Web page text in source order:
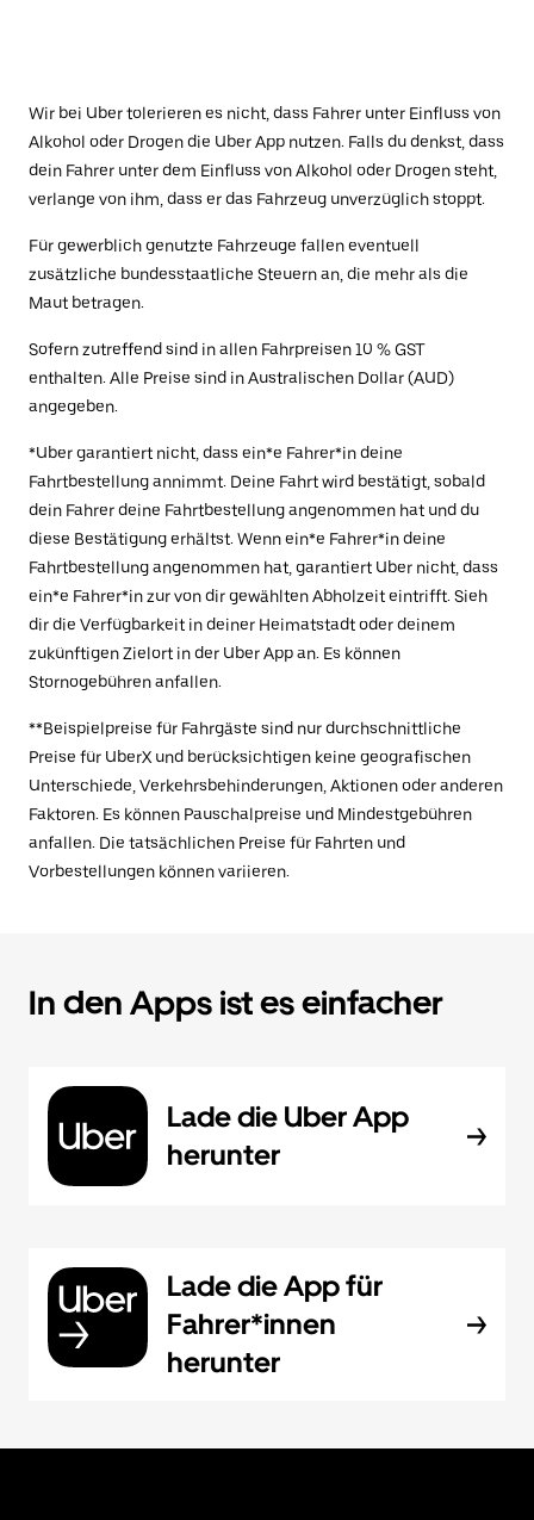
Wir bei Uber tolerieren es nicht, dass Fahrer unter Einfluss von
Alkohol oder Drogen die Uber App nutzen. Falls du denkst, dass
dein Fahrer unter dem Einfluss von Alkohol oder Drogen steht,
verlange von ihm, dass er das Fahrzeug unverzüglich stoppt.
Für gewerblich genutzte Fahrzeuge fallen eventuell
zusätzliche bundesstaatliche Steuern an, die mehr als die
Maut betragen.
Sofern zutreffend sind in allen Fahrpreisen 10 % GST
enthalten. Alle Preise sind in Australischen Dollar (AUD)
angegeben.
*Uber garantiert nicht, dass ein*e Fahrer*in deine
Fahrtbestellung annimmt. Deine Fahrt wird bestätigt, sobald
dein Fahrer deine Fahrtbestellung angenommen hat und du
diese Bestätigung erhältst. Wenn ein*e Fahrer*in deine
Fahrtbestellung angenommen hat, garantiert Uber nicht, dass
ein*e Fahrer*in zur von dir gewählten Abholzeit eintrifft. Sieh
dir die Verfügbarkeit in deiner Heimatstadt oder deinem
zukünftigen Zielort in der Uber App an. Es können
Stornogebühren anfallen.
**Beispielpreise für Fahrgäste sind nur durchschnittliche
Preise für UberX und berücksichtigen keine geografischen
Unterschiede, Verkehrsbehinderungen, Aktionen oder anderen
Faktoren. Es können Pauschalpreise und Mindestgebühren
anfallen. Die tatsächlichen Preise für Fahrten und
Vorbestellungen können variieren.
In den Apps ist es einfacher
Lade die Uber App
herunter
Lade die App für
Fahrer*innen
herunter